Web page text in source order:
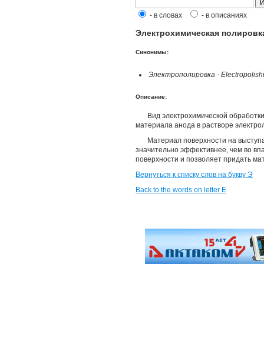
- в словах - в описаниях
Электрохимическая
Синонимы:
Электрополировка -
Описание:
Вид электрохимической
материала анода в растворе
Материал поверхности на
значительно эффективнее, чем во
поверхности и позволяет придать
Вернуться к списку слов на букву Э
Back to the words on letter E